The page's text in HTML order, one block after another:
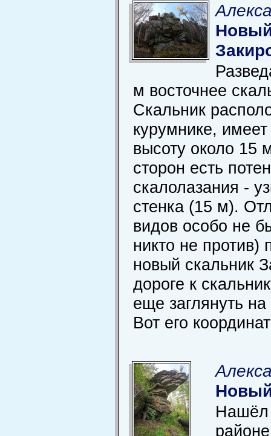
м восточнее
Скальник
курумнике,
высоту около 15
сторон есть
скалолазания -
стенка (15 м).
видов особо не
никто не против)
новый скальник
дороге к
еще заглянуть
Вот его
Нашёл